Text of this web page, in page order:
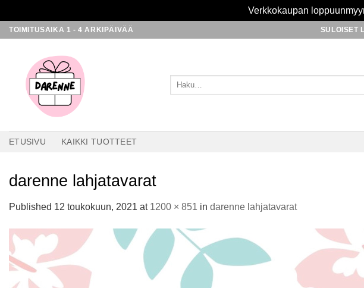
Verkkokaupan
SkipTOIMITUSAIKA 1 - 4 ARKIPÄIVÄÄ SULOISET
Etsi:
ETUSIVU KAIKKI TUOTTEET
darenne lahjatavarat
Published 12 toukokuun, 2021 at 1200 × 851 in darenne lahjatavarat